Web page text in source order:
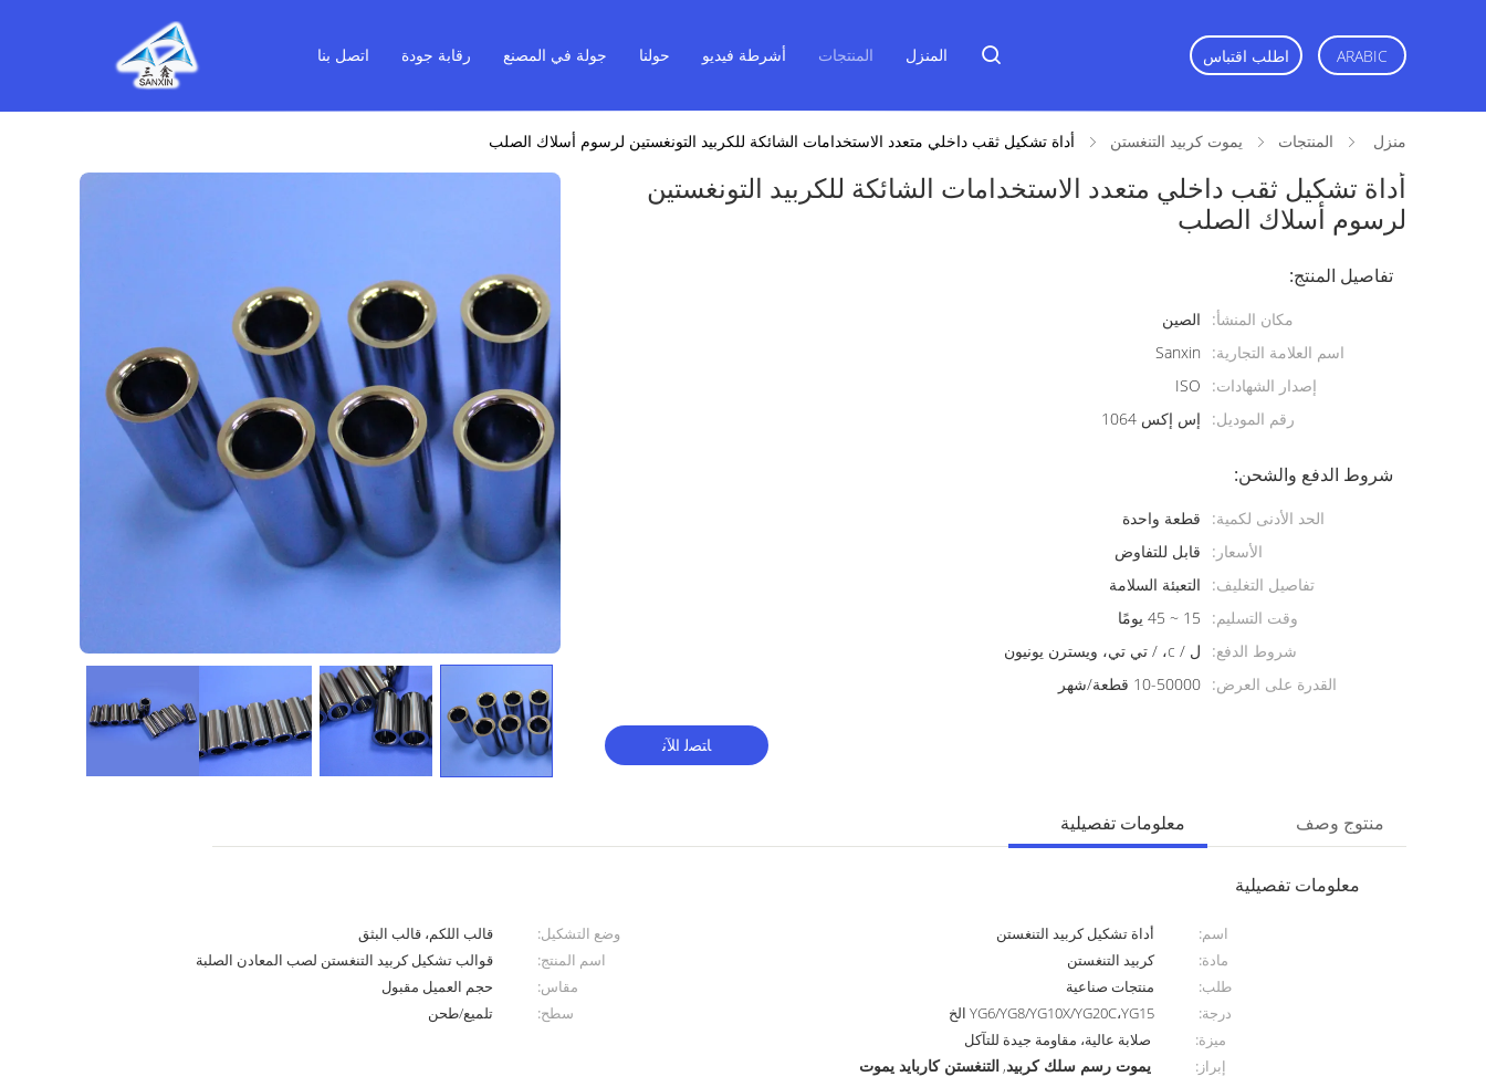
المنزل المنتجات أشرطة فيديو حولنا جولة في المصنع رقابة جودة اتصل بنا اطلب اقتباس ARABIC
منزل المنتجات يموت كربيد التنغستن أداة تشكيل ثقب داخلي متعدد الاستخدامات الشائكة للكربيد التونغستين لرسوم أسلاك الصلب
أداة تشكيل ثقب داخلي متعدد الاستخدامات الشائكة للكربيد التونغستين
لرسوم أسلاك الصلب
تفاصيل المنتج:
مكان المنشأ:
الصين
اسم العلامة التجارية:
Sanxin
إصدار الشهادات:
ISO
رقم الموديل:
إس إكس 1064
شروط الدفع والشحن:
الحد الأدنى لكمية:
قطعة واحدة
الأسعار:
قابل للتفاوض
تفاصيل التغليف:
التعبئة السلامة
وقت التسليم:
15 ~ 45 يومًا
شروط الدفع:
ل / c، / تي تي، ويسترن يونيون
القدرة على العرض: 10-50000 قطعة/شهر
ﺎﺘﺼﻟ ﺍﻶﻧ
معلومات تفصيلية منتوج وصف
معلومات تفصيلية
اسم: أداة تشكيل كربيد التنغستن وضع التشكيل:
قالب اللكم، قالب البثق
مادة:
كربيد التنغستن اسم المنتج:
قوالب تشكيل كربيد التنغستن لصب المعادن الصلبة
طلب:
منتجات صناعية مقاس:
حجم العميل مقبول
درجة:
YG6/YG8/YG10X/YG20C،YG15 الخ سطح:
تلميع/طحن
ميزة:
صلابة عالية، مقاومة جيدة للتآكل
إبراز:
يموت رسم سلك كربيد, التنغستن كاربايد يموت